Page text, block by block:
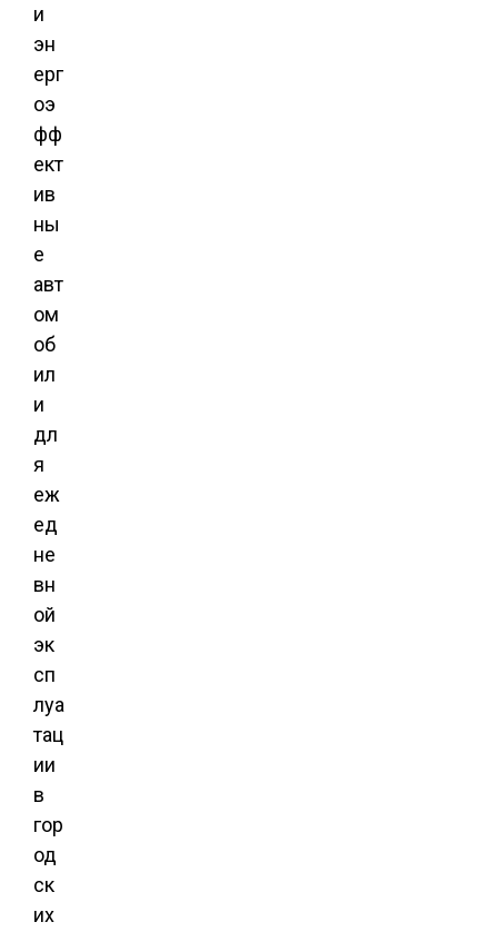
и
эн
ерг
оэ
фф
ект
ив
ны
е
авт
ом
об
ил
и
дл
я
еж
ед
не
вн
ой
эк
сп
луа
тац
ии
в
гор
од
ск
их